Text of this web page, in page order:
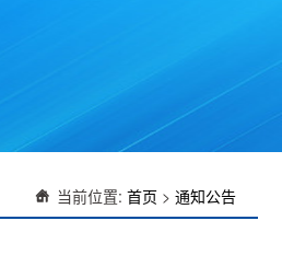
当前位置: 首页 > 通知公告